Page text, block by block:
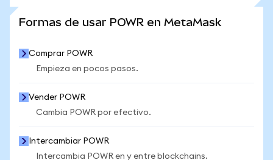
Formas de usar POWR en MetaMask
Comprar POWR
Empieza en pocos pasos.
Vender POWR
Cambia POWR por efectivo.
Intercambiar POWR
Intercambia POWR en y entre blockchains.